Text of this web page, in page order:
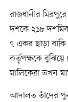
রাজধানীর
দশকে ২১৮
৭ একর ছাড়া বাকি
কর্তৃপক্ষকে
মালিকেরা তখন
আদালত তাঁদের